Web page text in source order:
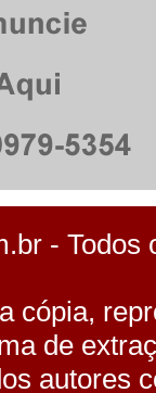
- Todos
cópia,
de
autores